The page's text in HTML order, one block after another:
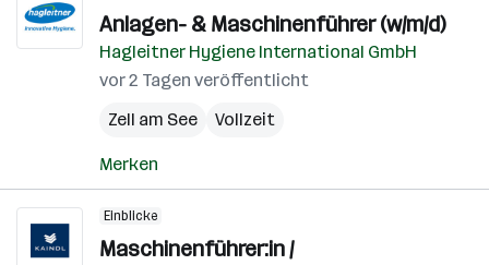
Anlagen- & Maschinenführer (w/m/d)
Hagleitner Hygiene International GmbH
vor 2 Tagen veröffentlicht
Zell am See
Vollzeit
Merken
Einblicke
Maschinenführer:in /